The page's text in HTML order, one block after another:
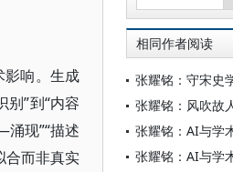
影响。生成
”到“内容
现”“描述
合而非真实
相同作者阅读
张耀铭：守宋史
张耀铭：AI与学
张耀铭：AI与学